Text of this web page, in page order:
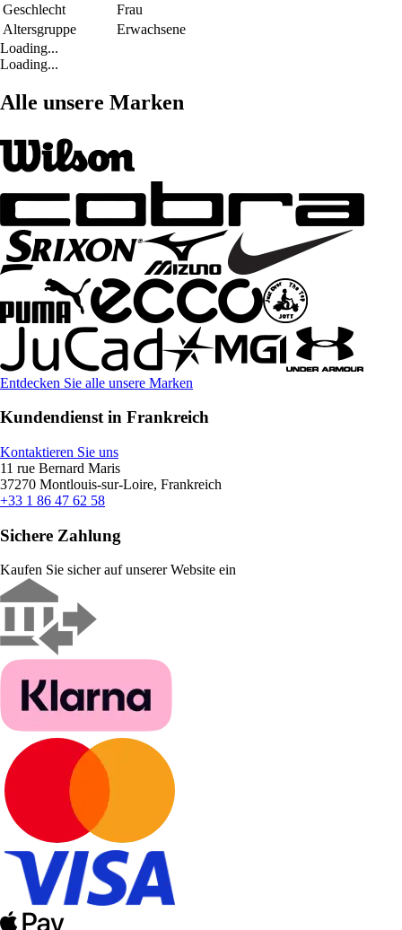
Geschlecht
Frau
Altersgruppe
Erwachsene
Loading...
Loading...
Alle unsere Marken
Entdecken Sie alle unsere Marken
Kundendienst in Frankreich
Kontaktieren Sie uns
11 rue Bernard Maris
37270 Montlouis-sur-Loire, Frankreich
+33 1 86 47 62 58
Sichere Zahlung
Kaufen Sie sicher auf unserer Website ein